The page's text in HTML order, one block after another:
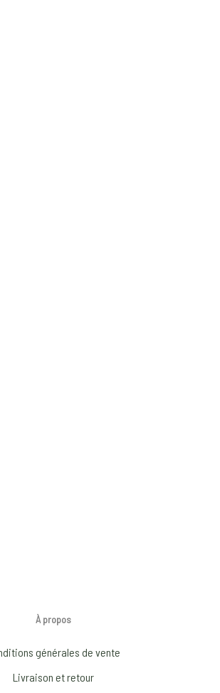
À propos
générales de vente
Livraison et retour